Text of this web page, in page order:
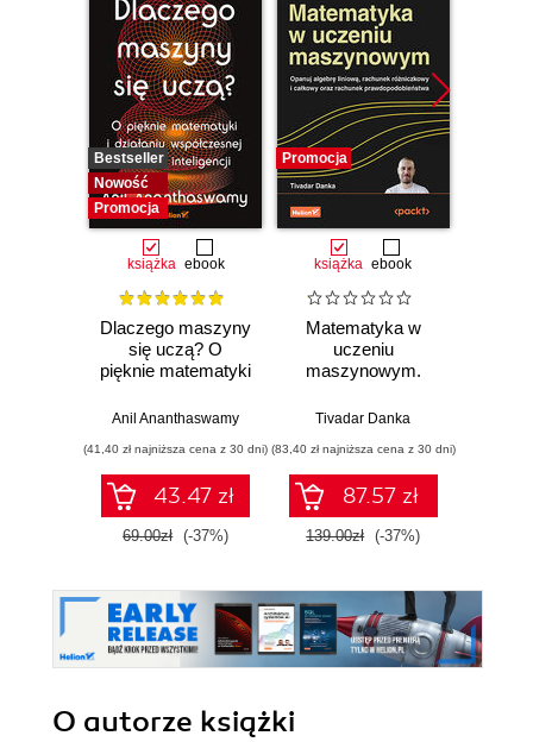
Bestseller
Nowość
Promocja
książka ebook
Dlaczego maszyny
się uczą? O
pięknie matematyki
współczesnej
inteligencji
Anil Ananthaswamy
(41,40 zł najniższa cena z 30 dni)
43.47 zł
69.00zł (-37%)
Promocja
książka ebook
Matematyka w
uczeniu
maszynowym.
liniową, rachunek
całkowy oraz
rachunek
prawdopodobieństwa
Tivadar Danka
(83,40 zł najniższa cena z 30 dni)
87.57 zł
139.00zł (-37%)
O autorze książki